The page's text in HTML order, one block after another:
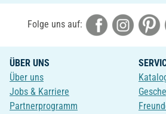
Folge uns auf:
ÜBER UNS
Über uns
Jobs & Karriere
Partnerprogramm